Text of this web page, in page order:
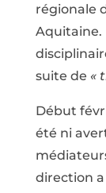
régionale
Aquitaine.
suite de «
Début
été ni
direction